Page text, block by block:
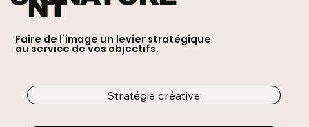
NT
Faire de l’image un levier stratégique
au service de vos objectifs.
Stratégie créative